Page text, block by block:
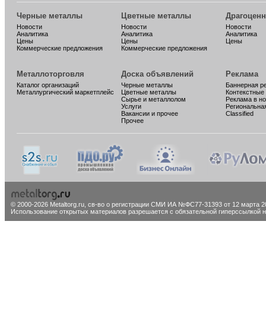
Черные металлы
Новости
Аналитика
Цены
Коммерческие предложения
Цветные металлы
Новости
Аналитика
Цены
Коммерческие предложения
Новости
Аналитика
Цены
Металлоторговля
Каталог организаций
Металлургический маркетплейс
Доска объявлений
Черные металлы
Цветные металлы
Сырье и металлолом
Услуги
Вакансии и прочее
Прочее
Реклама
Баннерная
Реклама в
Classified
© 2000-2026 Metaltorg.ru, св-во о регистрации СМИ ИА №ФС77-31393 от 12 марта
Использование открытых материалов разрешается с обязательной гиперссылкой